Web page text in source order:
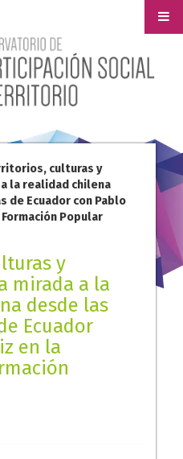
culturas y
la realidad chilena
de Ecuador con Pablo
Popular
y
mirada a la
desde las
Ecuador
en la